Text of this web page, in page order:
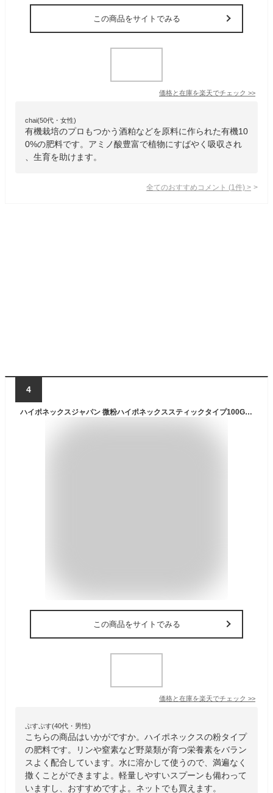
この商品をサイトでみる
価格と在庫を楽天でチェック >>
chai(50代・女性)
有機栽培のプロもつかう酒粕などを原料に作られた有機10
0%の肥料です。アミノ酸豊富で植物にすばやく吸収され
、生育を助けます。
全てのおすすめコメント (1 件) >
4
ハイポネックスジャパン 微粉ハイポネックススティックタイプ100G 送料無料
この商品をサイトでみる
価格と在庫を楽天でチェック >>
ぷすぷす(40代・男性)
こちらの商品はいかがですか。ハイポネックスの粉タイプ
の肥料です。リンや窒素など野菜類が育つ栄養素をバラン
スよく配合しています。水に溶かして使うので、満遍なく
撒くことができますよ。軽量しやすいスプーンも備わって
いますし、おすすめですよ。ネットでも買えます。